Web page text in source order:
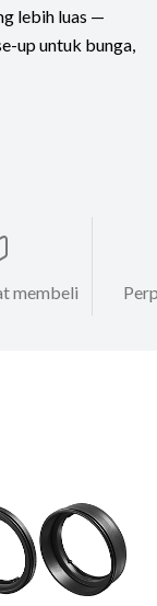
lebih luas —
up untuk bunga,
membeli